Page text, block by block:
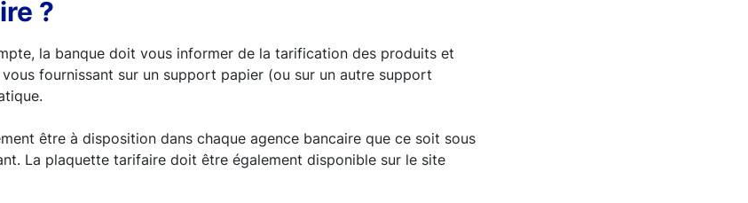
?
la banque doit vous informer de la tarification des produits et
fournissant sur un support papier (ou sur un autre support
être à disposition dans chaque agence bancaire que ce soit sous
La plaquette tarifaire doit être également disponible sur le site